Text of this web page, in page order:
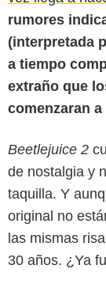
rumores
(interpretada
a tiempo
extraño que
comenzaran
Beetlejuice 2
de nostalgia y
taquilla. Y
original no
las mismas
30 años. ¿Ya